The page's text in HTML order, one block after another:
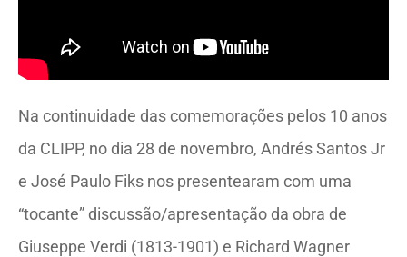
Na continuidade das comemorações pelos 10 anos
da CLIPP, no dia 28 de novembro, Andrés Santos Jr
e José Paulo Fiks nos presentearam com uma
“tocante” discussão/apresentação da obra de
Giuseppe Verdi (1813-1901) e Richard Wagner